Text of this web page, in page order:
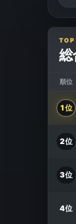
総
順位
1位
2位
3位
4位